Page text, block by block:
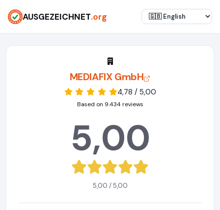
AUSGEZEICHNET.org
MEDIAFIX GmbH
4,78 / 5,00
Based on 9.434 reviews
5,00
5,00 / 5,00